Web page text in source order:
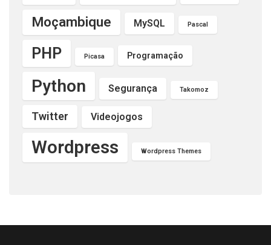
Moçambique MySQL Pascal
PHP Picasa Programação
Python Segurança Takomoz
Twitter Videojogos
Wordpress Wordpress Themes